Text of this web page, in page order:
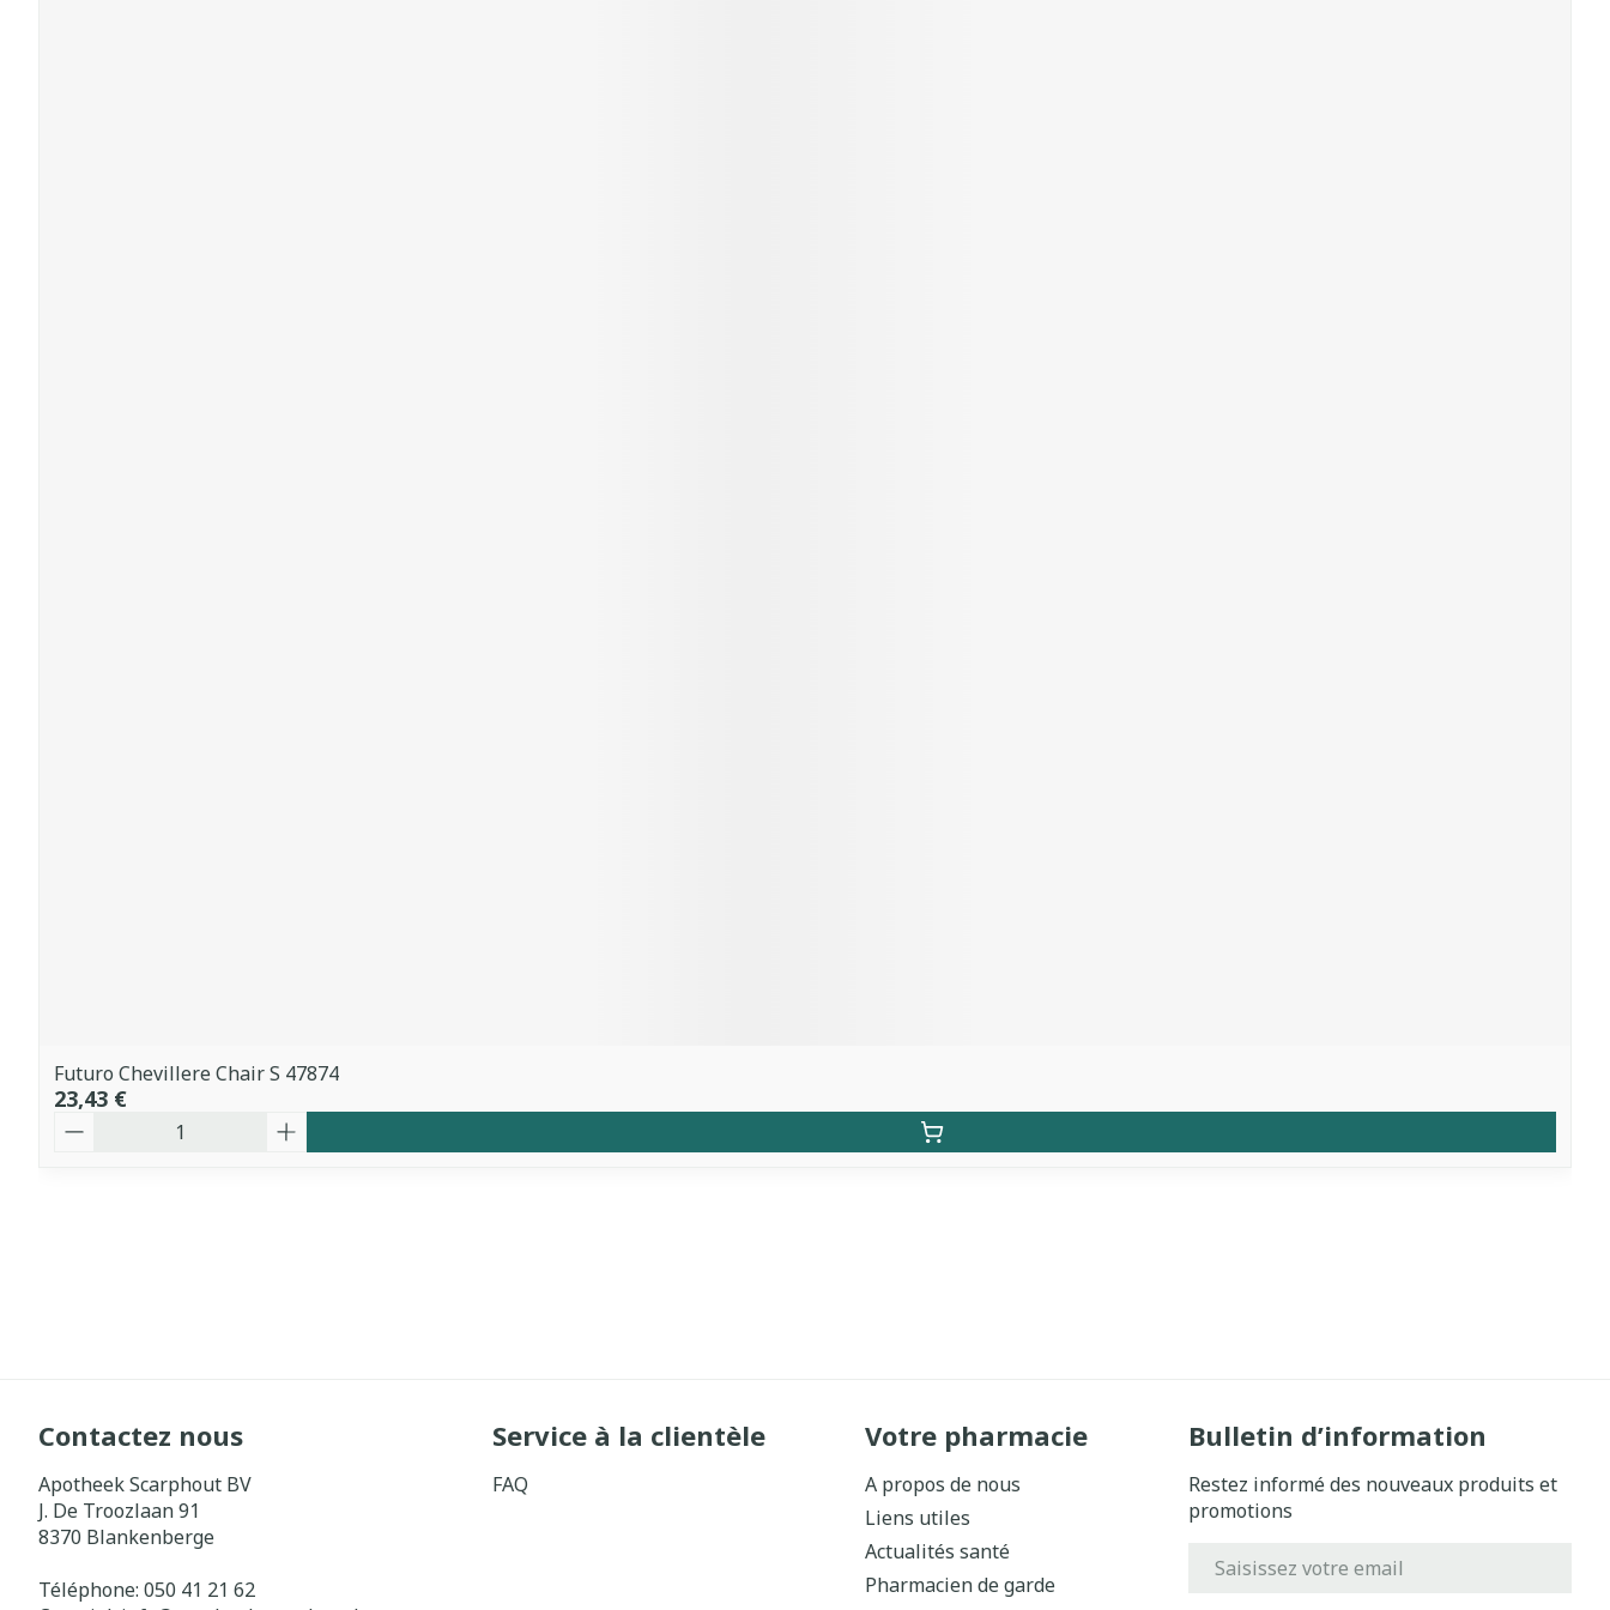
Futuro Chevillere Chair S 47874
23,43 €
Contactez nous
Apotheek Scarphout BV
J. De Troozlaan 91
8370 Blankenberge
Téléphone: 050 41 21 62
Service à la clientèle
FAQ
Votre pharmacie
A propos de nous
Liens utiles
Actualités santé
Pharmacien de garde
Bulletin d’information
Restez informé des nouveaux produits et
promotions